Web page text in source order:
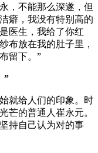
，不能那么深遂，但
癖，我没有特别高的
医生，我给了你红
布放在我的肚子里，
留下。”
”
就给人们的印象。时
芒的普通人崔永元。
持自己认为对的事